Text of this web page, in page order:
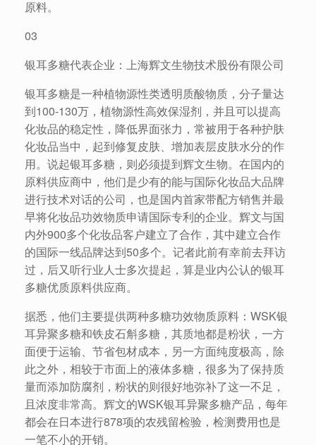
原料。
03
银耳多糖代表企业：上海辉文生物技术股份有限公司
银耳多糖是一种植物源性类透明质酸物质，分子量达
到100-130万，植物源性高效保湿剂，并且可以提高
化妆品的稳定性，降低界面张力，常被用于各种护肤
化妆品当中，起到修复皮肤、增加表层皮肤水分的作
用。说起银耳多糖，则必须提到辉文生物。在国内的
原料供应商中，他们是少有的能与国际化妆品大品牌
进行技术对话的公司，也是国内首家带配方销售并最
早将化妆品功效物质申请国际专利的企业。辉文与国
内外900多个化妆品客户建立了合作，其中建立合作
的国际一线品牌达到50多个。记者此前有幸前去拜访
过，后又听行业人士多次提起，算是业内公认的银耳
多糖优质原料供应商。
据悉，他们主要提供两种多糖功效物质原料：WSK银
耳异聚多糖和铁皮石斛多糖，其质地都是粉状，一方
面便于运输、节省包材成本，另一方面纯度极高，除
此之外，相较于市面上的液体多糖，很多为了保持质
量而添加防腐剂，粉状的则很好地弥补了这一不足，
且浓度非常高。辉文的WSK银耳异聚多糖产品，每年
都会在日本进行878项的农残留检验，检测费用也是
一笔不小的开销。